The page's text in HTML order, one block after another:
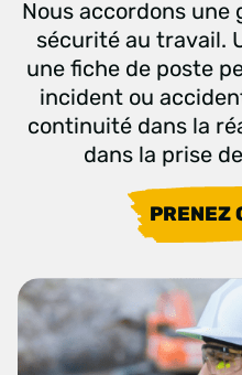
Nous accordons une
sécurité au travail.
une fiche de poste
incident ou
continuité dans la
dans la prise
PRENEZ